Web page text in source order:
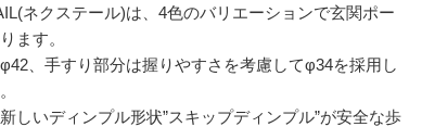
ネクステール)は、4色のバリエーションで玄関ポー
ます。
、手すり部分は握りやすさを考慮してφ34を採用し
しいディンプル形状”スキップディンプル”が安全な歩